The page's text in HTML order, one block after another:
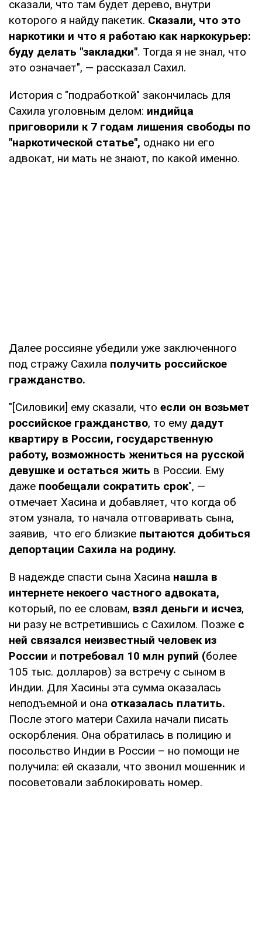
сказали, что там будет дерево, внутри
которого я найду пакетик. Сказали, что это
наркотики и что я работаю как наркокурьер:
буду делать "закладки". Тогда я не знал, что
это означает", — рассказал Сахил.
История с "подработкой" закончилась для
Сахила уголовным делом: индийца
приговорили к 7 годам лишения свободы по
"наркотической статье", однако ни его
адвокат, ни мать не знают, по какой именно.
Далее россияне убедили уже заключенного
под стражу Сахила получить российское
гражданство.
"[Силовики] ему сказали, что если он возьмет
российское гражданство, то ему дадут
квартиру в России, государственную
работу, возможность жениться на русской
девушке и остаться жить в России. Ему
даже пообещали сократить срок", —
отмечает Хасина и добавляет, что когда об
этом узнала, то начала отговаривать сына,
заявив, что его близкие пытаются добиться
депортации Сахила на родину.
В надежде спасти сына Хасина нашла в
интернете некоего частного адвоката,
который, по ее словам, взял деньги и исчез,
ни разу не встретившись с Сахилом. Позже с
ней связался неизвестный человек из
России и потребовал 10 млн рупий (более
105 тыс. долларов) за встречу с сыном в
Индии. Для Хасины эта сумма оказалась
неподъемной и она отказалась платить.
После этого матери Сахила начали писать
оскорбления. Она обратилась в полицию и
посольство Индии в России – но помощи не
получила: ей сказали, что звонил мошенник и
посоветовали заблокировать номер.